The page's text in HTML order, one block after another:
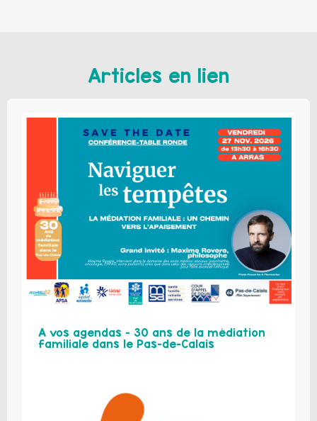
Articles en lien
A vos agendas – 30 ans de la médiation
familiale dans le Pas-de-Calais